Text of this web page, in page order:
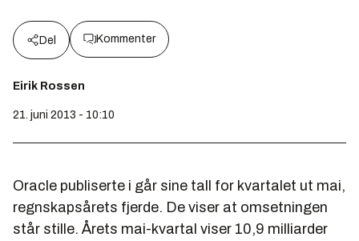
Del Kommenter
Eirik Rossen
21. juni 2013 - 10:10
Oracle publiserte i går sine tall for kvartalet ut mai,
regnskapsårets fjerde. De viser at omsetningen
står stille. Årets mai-kvartal viser 10,9 milliarder